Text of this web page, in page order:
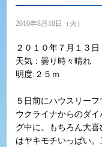
2010年8月10日（火）
２０１０年７月１３日
天気：曇り時々晴
明度:２５ｍ
５日前にハウスリー
ウクライナからのダ
グ中に。もちろん大
はヤキモチいっぱい